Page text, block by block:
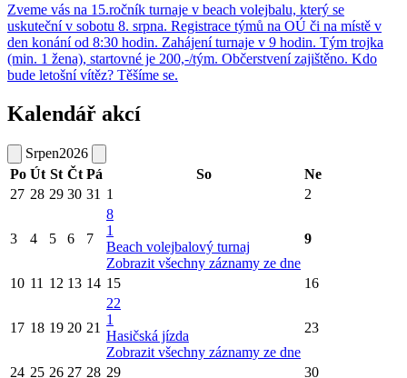
Zveme vás na 15.ročník turnaje v beach volejbalu, který se
uskuteční v sobotu 8. srpna. Registrace týmů na OÚ či na místě v
den konání od 8:30 hodin. Zahájení turnaje v 9 hodin. Tým trojka
(min. 1 žena), startovné je 200,-/tým. Občerstvení zajištěno. Kdo
bude letošní vítěz? Těšíme se.
Kalendář akcí
Srpen2026
Po Út St Čt Pá So
Ne
27 28 29 30 31 1 2
3 4 5 6 7
8
1
Beach volejbalový turnaj
Zobrazit všechny záznamy ze dne
9
10 11 12 13 14 15 16
17 18 19 20 21
22
1
Hasičská jízda
Zobrazit všechny záznamy ze dne
23
24 25 26 27 28 29 30